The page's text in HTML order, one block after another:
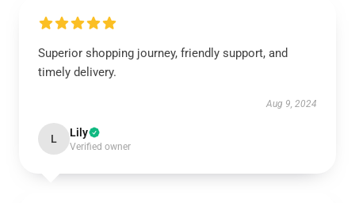
Superior shopping journey, friendly support, and
timely delivery.
Aug 9, 2024
L Lily
Verified owner